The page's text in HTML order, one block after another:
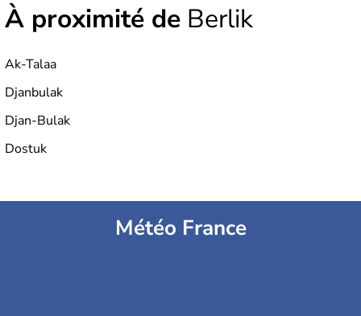
À proximité de Berlik
Ak-Talaa
Djanbulak
Djan-Bulak
Dostuk
Météo France